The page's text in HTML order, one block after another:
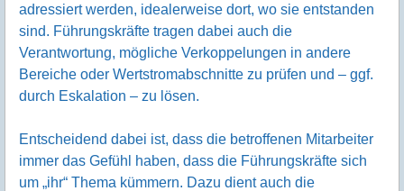
adressiert werden, idealerweise dort, wo sie entstanden
sind. Führungskräfte tragen dabei auch die
Verantwortung, mögliche Verkoppelungen in andere
Bereiche oder Wertstromabschnitte zu prüfen und – ggf.
durch Eskalation – zu lösen.
Entscheidend dabei ist, dass die betroffenen Mitarbeiter
immer das Gefühl haben, dass die Führungskräfte sich
um „ihr“ Thema kümmern. Dazu dient auch die